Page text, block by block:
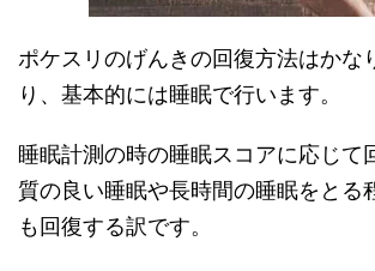
ポケスリのげんきの回復方法はかな
り、基本的には睡眠で行います。
睡眠計測の時の睡眠スコアに応じて
質の良い睡眠や長時間の睡眠をとる
も回復する訳です。